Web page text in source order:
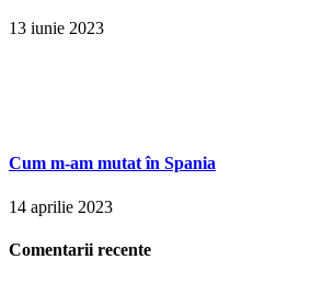
13 iunie 2023
Cum m-am mutat în Spania
14 aprilie 2023
Comentarii recente